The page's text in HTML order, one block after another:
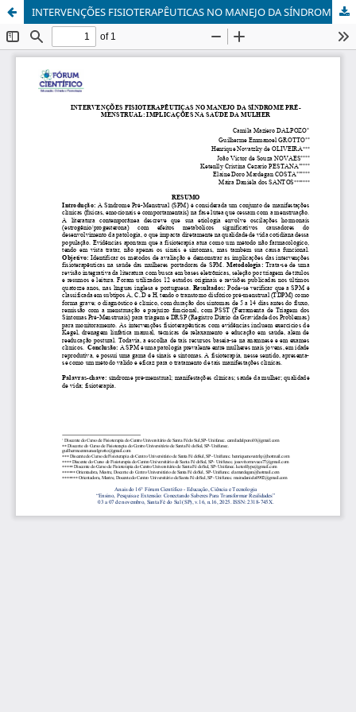
INTERVENÇÕES FISIOTERAPÊUTICAS NO MANEJO DA SÍNDROME PRÉ-MENSTRUAL: IMPLICAÇÕES NA SAÚDE DA MULHER